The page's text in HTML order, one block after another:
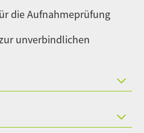
die Aufnahmeprüfung
unverbindlichen